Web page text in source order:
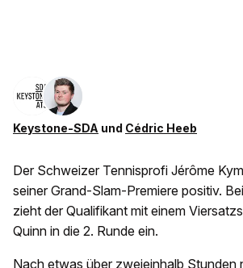
Keystone-SDA und Cédric Heeb
Der Schweizer Tennisprofi Jérôme
seiner Grand-Slam-Premiere positiv.
zieht der Qualifikant mit einem
Quinn in die 2. Runde ein.
Nach etwas über zweieinhalb Stunden